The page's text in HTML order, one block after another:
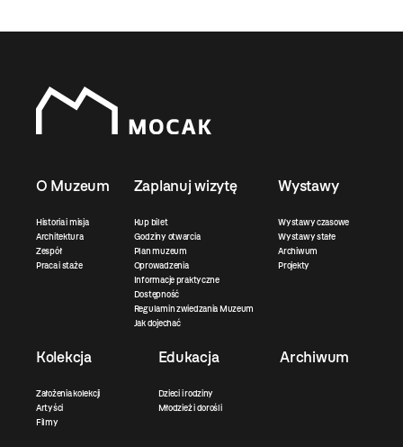
O Muzeum
Historia i misja
Architektura
Zespół
Praca i staże
Zaplanuj wizytę
Kup bilet
Godziny otwarcia
Plan muzeum
Oprowadzenia
Informacje praktyczne
Dostępność
Regulamin zwiedzania Muzeum
Jak dojechać
Wystawy
Wystawy czasowe
Wystawy stałe
Archiwum
Projekty
Kolekcja
Założenia kolekcji
Artyści
Filmy
Edukacja
Dzieci i rodziny
Młodzież i dorośli
Archiwum